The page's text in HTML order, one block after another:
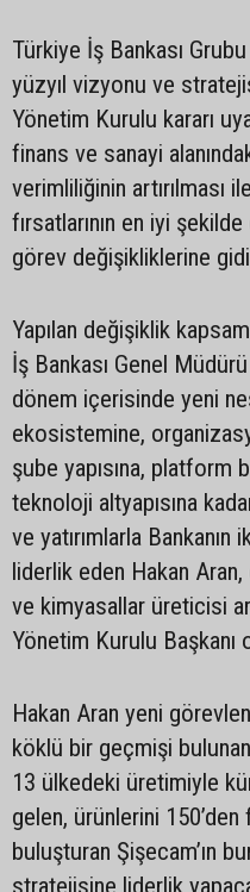
Türkiye İş Bankası
yüzyıl vizyonu ve
Yönetim Kurulu kararı
finans ve sanayi
verimliliğinin artırılması
fırsatlarının en iyi
görev değişikliklerine
Yapılan değişiklik
İş Bankası Genel
dönem içerisinde yeni
ekosistemine,
şube yapısına, platform
teknoloji altyapısına
ve yatırımlarla Bankanın
liderlik eden Hakan
ve kimyasallar üreticisi
Yönetim Kurulu Başkanı
Hakan Aran yeni
köklü bir geçmişi
13 ülkedeki üretimiyle
gelen, ürünlerini
buluşturan Şişecam’ın
stratejisine liderlik